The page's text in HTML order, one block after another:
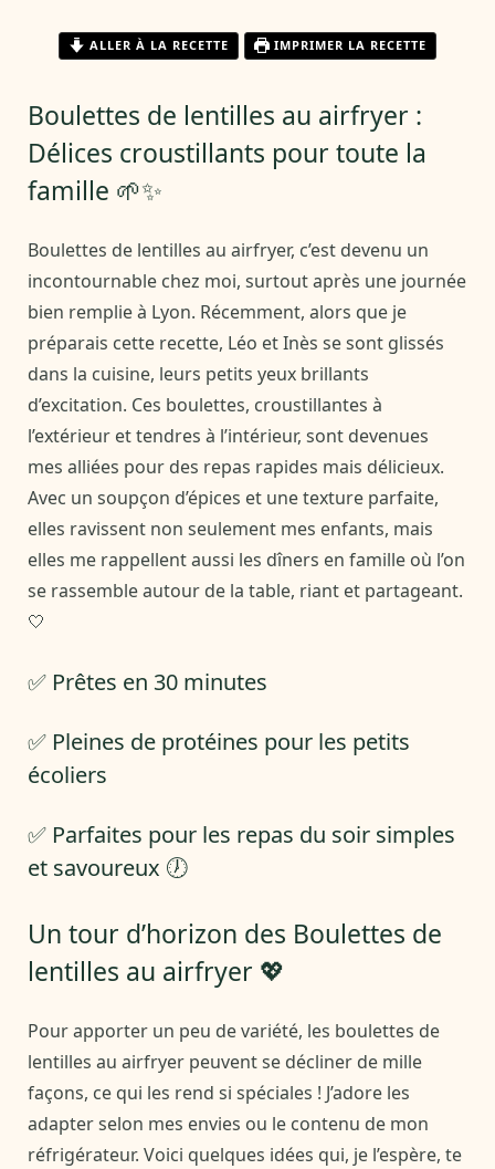
ALLER À LA RECETTE IMPRIMER LA RECETTE
Boulettes de lentilles au airfryer :
Délices croustillants pour toute la
famille 🌱✨
Boulettes de lentilles au airfryer, c’est devenu un
incontournable chez moi, surtout après une journée
bien remplie à Lyon. Récemment, alors que je
préparais cette recette, Léo et Inès se sont glissés
dans la cuisine, leurs petits yeux brillants
d’excitation. Ces boulettes, croustillantes à
l’extérieur et tendres à l’intérieur, sont devenues
mes alliées pour des repas rapides mais délicieux.
Avec un soupçon d’épices et une texture parfaite,
elles ravissent non seulement mes enfants, mais
elles me rappellent aussi les dîners en famille où l’on
se rassemble autour de la table, riant et partageant.
🤍
✅ Prêtes en 30 minutes
✅ Pleines de protéines pour les petits
écoliers
✅ Parfaites pour les repas du soir simples
et savoureux 🕖
Un tour d’horizon des Boulettes de
lentilles au airfryer 💖
Pour apporter un peu de variété, les boulettes de
lentilles au airfryer peuvent se décliner de mille
façons, ce qui les rend si spéciales ! J’adore les
adapter selon mes envies ou le contenu de mon
réfrigérateur. Voici quelques idées qui, je l’espère, te